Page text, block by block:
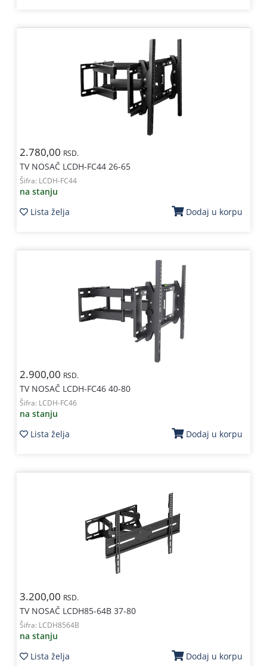
2.780,00 RSD.
TV NOSAČ LCDH-FC44 26-65
Šifra: LCDH-FC44
na stanju
Lista želja
Dodaj u korpu
2.900,00 RSD.
TV NOSAČ LCDH-FC46 40-80
Šifra: LCDH-FC46
na stanju
Lista želja
Dodaj u korpu
3.200,00 RSD.
TV NOSAČ LCDH85-64B 37-80
Šifra: LCDH8564B
na stanju
Lista želja
Dodaj u korpu